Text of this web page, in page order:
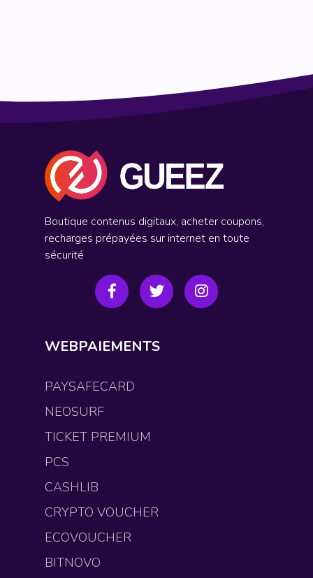
Boutique contenus digitaux, acheter coupons,
recharges prépayées sur internet en toute
sécurité
WEBPAIEMENTS
PAYSAFECARD
NEOSURF
TICKET PREMIUM
PCS
CASHLIB
CRYPTO VOUCHER
ECOVOUCHER
BITNOVO